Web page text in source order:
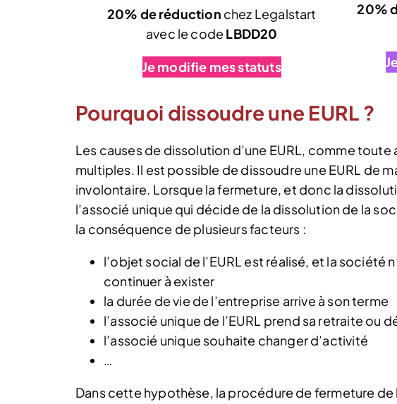
20% de réduction chez Legalstart
avec le code LBDD20
Je modifie mes statuts
20%
Pourquoi dissoudre une EURL ?
Les causes de dissolution d’une EURL, comme
multiples. Il est possible de dissoudre une EURL de
involontaire. Lorsque la fermeture, et donc la
l’associé unique qui décide de la dissolution de la
la conséquence de plusieurs facteurs :
l’objet social de l’EURL est réalisé, et la société
continuer à exister
la durée de vie de l’entreprise arrive à son terme
l’associé unique de l’EURL prend sa retraite ou
l’associé unique souhaite changer d’activité
…
Dans cette hypothèse, la procédure de fermeture de